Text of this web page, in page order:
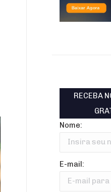
RECEBA
Nome:
E-mail: